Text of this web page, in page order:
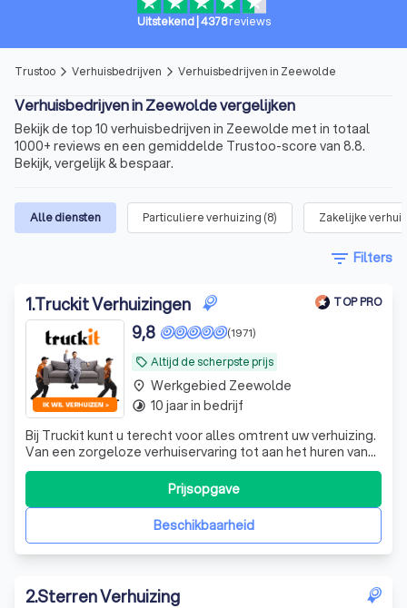
Uitstekend| 4378 reviews
Trustoo arrow_forward_ios Verhuisbedrijven arrow_forward_ios Verhuisbedrijven in Zeewolde
Verhuisbedrijven in Zeewolde vergelijken
Bekijk de top 10 verhuisbedrijven in Zeewolde met in totaal
1000+ reviews en een gemiddelde Trustoo-score van 8.8.
Bekijk, vergelijk & bespaar.
Alle diensten Particuliere verhuizing (8) Zakelijke
filter_list Filters
1.Truckit Verhuizingen TOP PRO
local_offer Altijd de scherpste prijs
(1971)
9,8
Bij Truckit kunt u terecht voor alles omtrent uw verhuizing.
Van een zorgeloze verhuiservaring tot aan het huren van
een verhuisbus. Onze formule heeft al duizenden
tevreden klanten door heel Nederland geholpen. Of het
nu gaat om een grote of kleine verhuisklus, ons ervaren
team regelt het allemaaBeschikbaarheid
Prijsopgave
place Werkgebied Zeewolde
timelapse 10 jaar in bedrijf
2.Sterren Verhuizing